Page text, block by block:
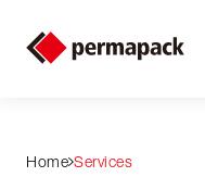
Home Services